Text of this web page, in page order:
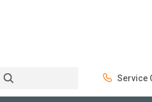
Service